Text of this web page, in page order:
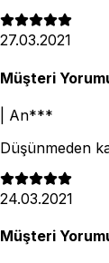
27.03.2021
Müşteri
An***
Düşünmeden
24.03.2021
Müşteri